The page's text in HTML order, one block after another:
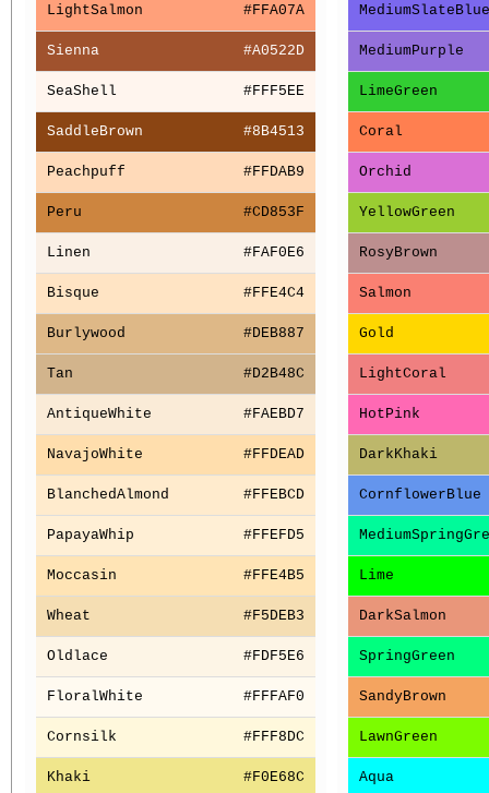
LightSalmon #FFA07A
Sienna #A0522D
SeaShell #FFF5EE
SaddleBrown #8B4513
Peachpuff #FFDAB9
Peru #CD853F
Linen #FAF0E6
Bisque #FFE4C4
Burlywood #DEB887
Tan #D2B48C
AntiqueWhite #FAEBD7
NavajoWhite #FFDEAD
BlanchedAlmond #FFEBCD
PapayaWhip #FFEFD5
Moccasin #FFE4B5
Wheat #F5DEB3
Oldlace #FDF5E6
FloralWhite #FFFAF0
Cornsilk #FFF8DC
Khaki #F0E68C
MediumSlateBlue
MediumPurple
LimeGreen
Coral
Orchid
YellowGreen
RosyBrown
Salmon
Gold
LightCoral
HotPink
DarkKhaki
CornflowerBlue
Lime
DarkSalmon
SpringGreen
SandyBrown
LawnGreen
Aqua